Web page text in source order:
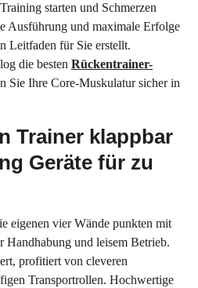
starten und Schmerzen
Ausführung und maximale Erfolge
Leitfaden für Sie erstellt.
die besten Rückentrainer-
Sie Ihre Core-Muskulatur sicher in
Trainer klappbar
Geräte für zu
eigenen vier Wände punkten mit
Handhabung und leisem Betrieb.
profitiert von cleveren
Transportrollen. Hochwertige